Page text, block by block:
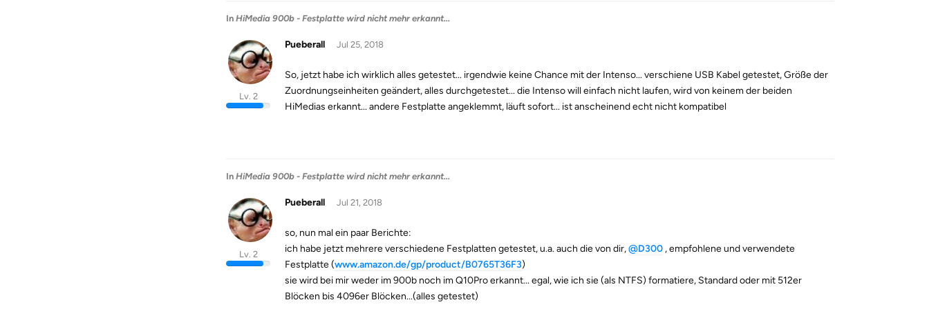
In HiMedia 900b - Festplatte wird nicht mehr erkannt...
Pueberall
Lv. 2
Jul 25, 2018
So, jetzt habe ich wirklich alles getestet... irgendwie keine Chance mit der Intenso... verschiene USB Kabel getestet, Größe der
Zuordnungseinheiten geändert, alles durchgetestet... die Intenso will einfach nicht laufen, wird von keinem der beiden
HiMedias erkannt... andere Festplatte angeklemmt, läuft sofort... ist anscheinend echt nicht kompatibel
In HiMedia 900b - Festplatte wird nicht mehr erkannt...
Pueberall
Lv. 2
Jul 21, 2018
so, nun mal ein paar Berichte:
ich habe jetzt mehrere verschiedene Festplatten getestet, u.a. auch die von dir,@D300 , empfohlene und verwendete
Festplatte (www.amazon.de/gp/product/B0765T36F3)
sie wird bei mir weder im 900b noch im Q10Pro erkannt... egal, wie ich sie (als NTFS) formatiere, Standard oder mit 512er
Blöcken bis 4096er Blöcken...(alles getestet)